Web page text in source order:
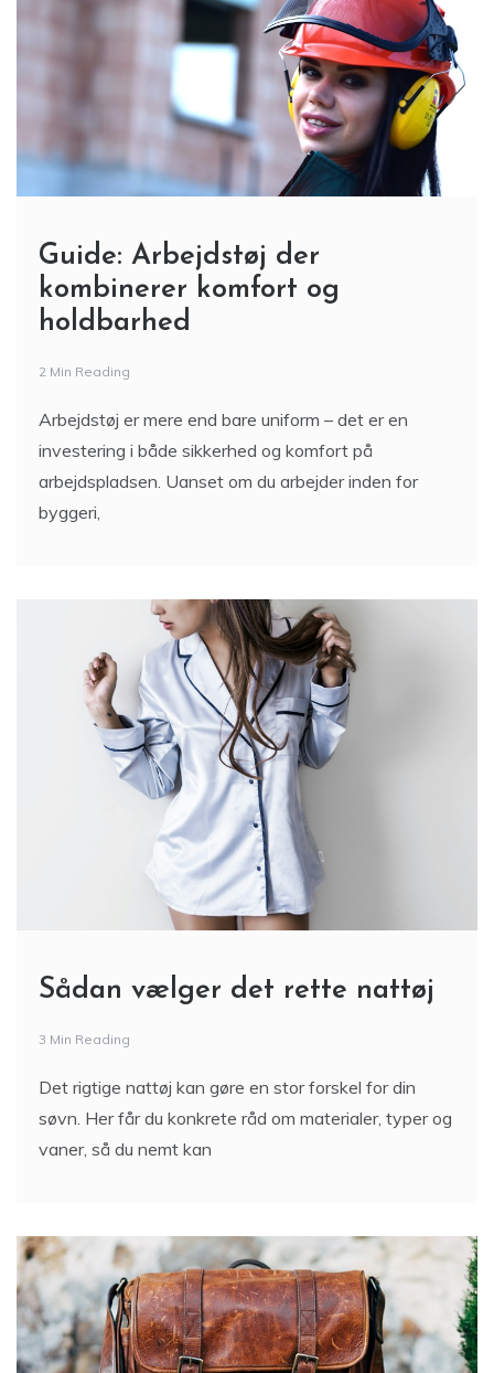
Guide: Arbejdstøj der
kombinerer komfort og
holdbarhed
2 Min Reading
Arbejdstøj er mere end bare uniform – det er en
investering i både sikkerhed og komfort på
arbejdspladsen. Uanset om du arbejder inden for
byggeri,
Sådan vælger det rette nattøj
3 Min Reading
Det rigtige nattøj kan gøre en stor forskel for din
søvn. Her får du konkrete råd om materialer, typer og
vaner, så du nemt kan